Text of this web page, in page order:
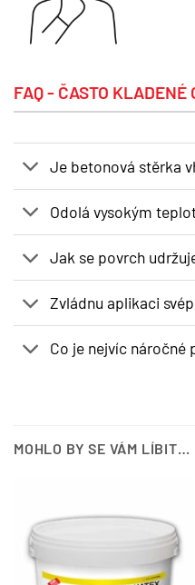
FAQ - ČASTO KLADENÉ
Je betonová stěrka
Odolá vysokým
Jak se povrch
Zvládnu aplikaci
Co je nejvíc náročné
MOHLO BY SE VÁM LÍBIT…